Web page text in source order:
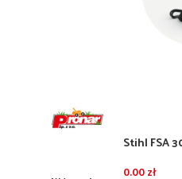
Stihl FSA
0.00zł